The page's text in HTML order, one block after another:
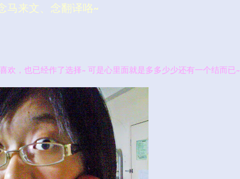
马来文、念翻译咯~
欢，也已经作了选择~ 可是心里面就是多多少少还有一个结而已~